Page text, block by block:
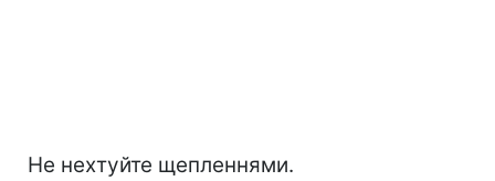
Не нехтуйте щепленнями.